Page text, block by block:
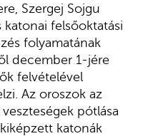
Szergej Sojgu
felsőoktatási
folyamatának
december 1-jére
felvételével
Az oroszok az
pótlása
katonák